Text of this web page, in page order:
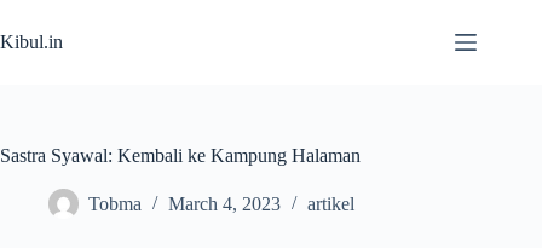
to
content
Kibul.in
Sastra Syawal: Kembali ke Kampung Halaman
Tobma March 4, 2023 artikel